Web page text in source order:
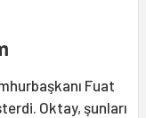
Fuat
Oktay, şunları